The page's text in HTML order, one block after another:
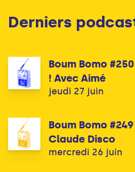
Derniers
Boum Bomo #250
! Avec Aimé
jeudi 27 juin
Boum Bomo
Claude Disco
mercredi 26 juin